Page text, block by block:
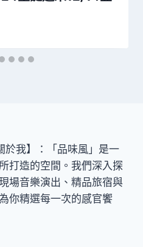
我】：「品味風」是一
打造的空間。我們深入探
場音樂演出、精品旅宿與
你精選每一次的感官饗